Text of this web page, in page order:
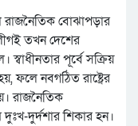
রাজনৈতিক বোঝাপড়ার
তখন দেশের
স্বাধীনতার পূর্বে সক্রিয়
ফলে নবগঠিত রাষ্ট্রের
রাজনৈতিক
দুর্দশার শিকার হন।